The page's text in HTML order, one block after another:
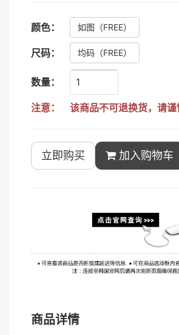
颜色： 如图 （FREE）
尺码： 均码 （FREE）
数量：
注意： 该商品不可退换货，请谨
立即购买 加入购物车
商品详情